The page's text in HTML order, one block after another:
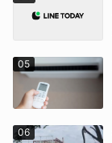
05
06